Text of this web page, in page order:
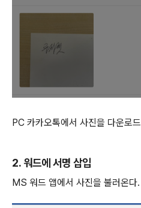
PC 카카오톡에서 사진을 다운로
2. 워드에 서명 삽입
MS 워드 앱에서 사진을 불러온다.